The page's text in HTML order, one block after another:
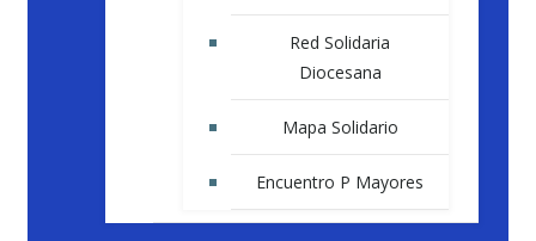
Red Solidaria
Diocesana
Mapa Solidario
Encuentro P Mayores